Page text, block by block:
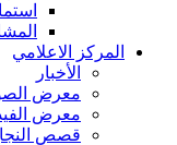
المركز الاعلامي
الأخبار
معرض
معرض
قصص